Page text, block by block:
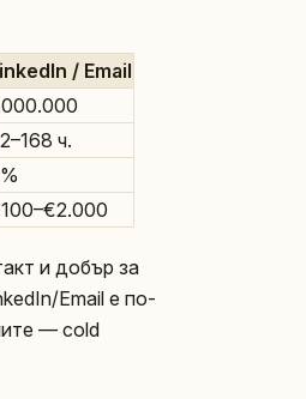
/ Email
ч.
и добър за
Email е по-
— cold